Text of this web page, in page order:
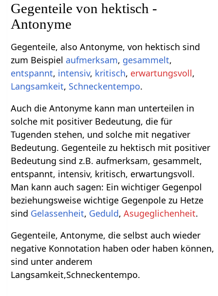
Gegenteile von hektisch -
Antonyme
Gegenteile, also Antonyme, von hektisch sind
zum Beispiel aufmerksam, gesammelt,
entspannt, intensiv, kritisch, erwartungsvoll,
Langsamkeit, Schneckentempo.
Auch die Antonyme kann man unterteilen in
solche mit positiver Bedeutung, die für
Tugenden stehen, und solche mit negativer
Bedeutung. Gegenteile zu hektisch mit positiver
Bedeutung sind z.B. aufmerksam, gesammelt,
entspannt, intensiv, kritisch, erwartungsvoll.
Man kann auch sagen: Ein wichtiger Gegenpol
beziehungsweise wichtige Gegenpole zu Hetze
sind Gelassenheit, Geduld,Asugeglichenheit.
Gegenteile, Antonyme, die selbst auch wieder
negative Konnotation haben oder haben können,
sind unter anderem
Langsamkeit,Schneckentempo.